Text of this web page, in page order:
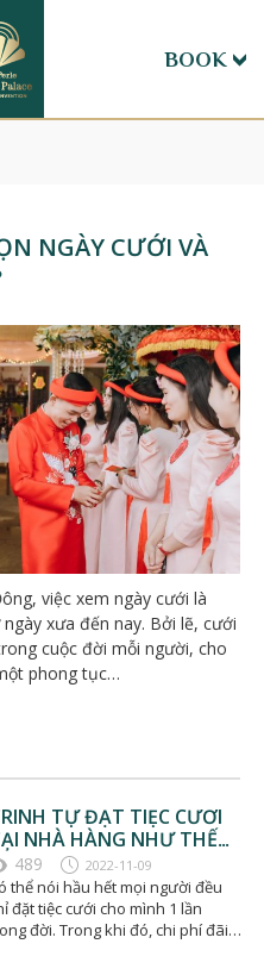
BOOK
NGÀY CƯỚI VÀ
việc xem ngày cưới là
xưa đến nay. Bởi lẽ, cưới
cuộc đời mỗi người, cho
phong tục…
TỰ ĐẶT TIỆC CƯỚI
NHÀ HÀNG NHƯ THẾ
489 2022-11-09
thể nói hầu hết mọi người đều
đặt tiệc cưới cho mình 1 lần
đời. Trong khi đó, chi phí đãi